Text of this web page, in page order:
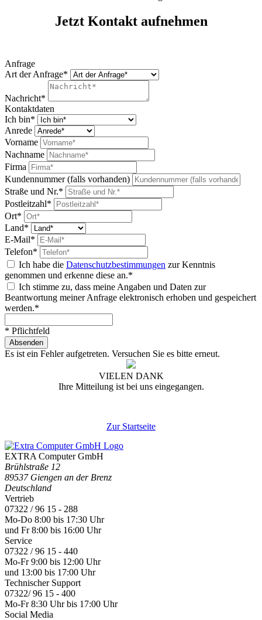
Jetzt Kontakt aufnehmen
Anfrage
Art der Anfrage*
Nachricht*
Kontaktdaten
Ich bin*
Anrede
Vorname
Nachname
Firma
Kundennummer (falls vorhanden)
Straße und Nr.*
Postleitzahl*
Ort*
Land*
E-Mail*
Telefon*
Ich habe die Datenschutzbestimmungen zur Kenntnis
genommen und erkenne diese an.*
Ich stimme zu, dass meine Angaben und Daten zur
Beantwortung meiner Anfrage elektronisch erhoben und gespeichert
werden.*
* Pflichtfeld
Absenden
Es ist ein Fehler aufgetreten. Versuchen Sie es bitte erneut.
VIELEN DANK
Ihre Mitteilung ist bei uns eingegangen.
Zur Startseite
EXTRA Computer GmbH
Brühlstraße 12
89537 Giengen an der Brenz
Deutschland
Vertrieb
07322 / 96 15 - 288
Mo-Do 8:00 bis 17:30 Uhr
und Fr 8:00 bis 16:00 Uhr
Service
07322 / 96 15 - 440
Mo-Fr 9:00 bis 12:00 Uhr
und 13:00 bis 17:00 Uhr
Technischer Support
07322/ 96 15 - 400
Mo-Fr 8:30 Uhr bis 17:00 Uhr
Social Media